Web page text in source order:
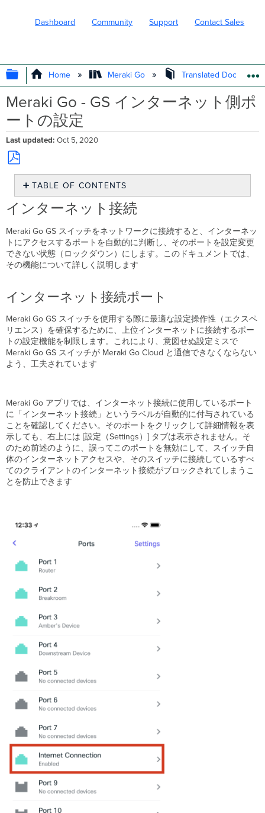
Dashboard Community Support Contact Sales
EXPAND/COLLAPSE GLOBAL
Home Meraki Go Translated
Meraki Go - GS インターネット側ポ
ートの設定
Last updated Oct 5, 2020
Save
PDF
TABLE OF CONTENTS
ン
ー
ネ
ッ
ト
続
ン
タ
ー
ネ
ッ
続
ポ
ー
ト
インターネット接続
Meraki Go GS スイッチをネットワークに接続すると、インターネッ
トにアクセスするポートを自動的に判断し、そのポートを設定変更
できない状態（ロックダウン）にします。このドキュメントでは、
その機能について詳しく説明します
インターネット接続ポート
Meraki Go GS スイッチを使用する際に最適な設定操作性（エクスペ
リエンス）を確保するために、上位インターネットに接続するポー
トの設定機能を制限します。これにより、意図せぬ設定ミスで
Meraki Go GS スイッチが Meraki Go Cloud と通信できなくならない
よう、工夫されています
Meraki Go アプリでは、インターネット接続に使用しているポート
に「インターネット接続」というラベルが自動的に付与されている
ことを確認してください。そのポートをクリックして詳細情報を表
示しても、右上には [設定（Settings）] タブは表示されません。そ
のため前述のように、誤ってこのポートを無効にして、スイッチ自
体のインターネットアクセスや、そのスイッチに接続しているすべ
てのクライアントのインターネット接続がブロックされてしまうこ
とを防止できます